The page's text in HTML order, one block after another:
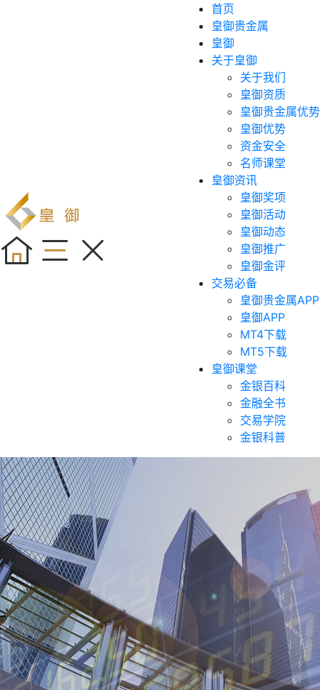
首页
皇御贵金属
皇御
关于皇御
关于我们
皇御资质
皇御贵金属优势
皇御优势
资金安全
名师课堂
皇御资讯
皇御奖项
皇御活动
皇御动态
皇御推广
皇御金评
交易必备
皇御贵金属APP
皇御APP
MT4下载
MT5下载
皇御课堂
金银百科
金融全书
交易学院
金银科普